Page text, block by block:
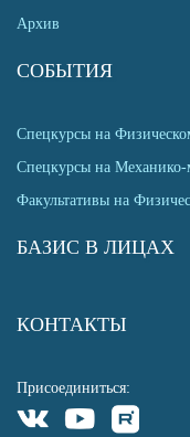
Архив
СОБЫТИЯ
Спецкурсы на
Спецкурсы на Механико-
Факультативы на
БАЗИС В ЛИЦАХ
КОНТАКТЫ
Присоединиться: